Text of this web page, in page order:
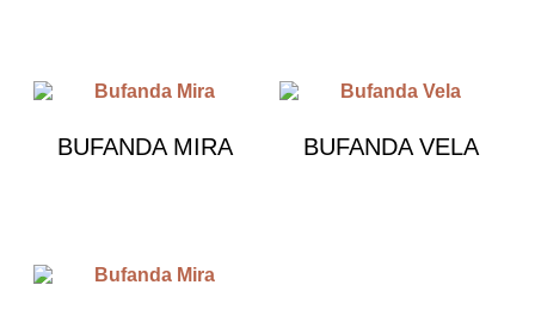
BUFANDA MIRA BUFANDA VELA